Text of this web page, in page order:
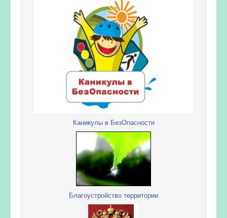
Каникулы в БезОпасности
Благоустройство территории